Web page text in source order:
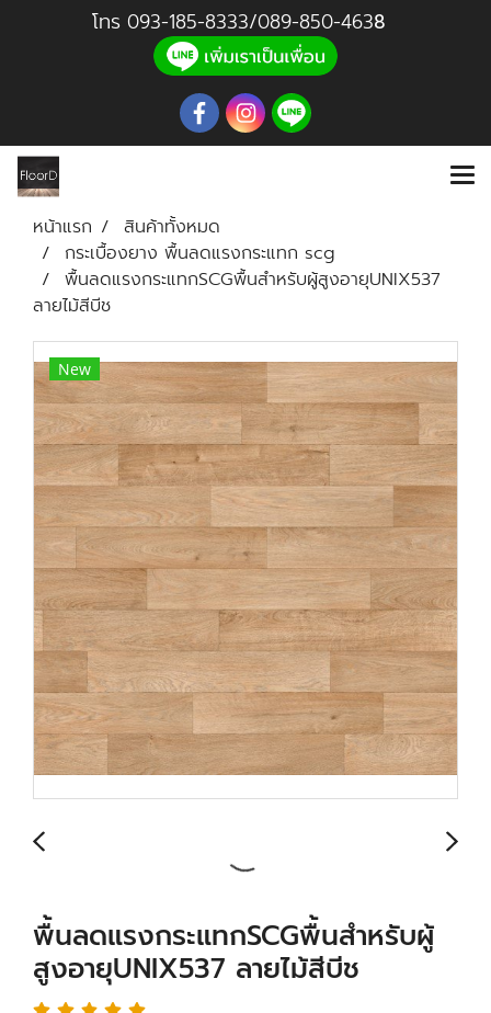
โทร 093-185-8333/089-850-4638
หน้าแรก
สินค้าทั้งหมด
กระเบื้องยาง พื้นลดแรงกระแทก scg
พื้นลดแรงกระแทกSCGพื้นสำหรับผู้สูงอายุUNIX537
ลายไม้สีบีช
New
พื้นลดแรงกระแทกSCGพื้นสำหรับผู้
สูงอายุUNIX537 ลายไม้สีบีช